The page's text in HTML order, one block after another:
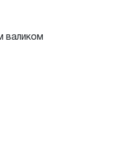
валиком